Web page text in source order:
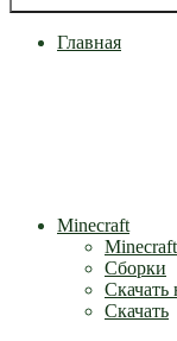
Главная
Minecraft
Сборки
Скачать
Скачать